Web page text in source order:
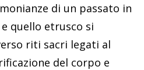
di un passato in
quello etrusco si
riti sacri legati al
del corpo e